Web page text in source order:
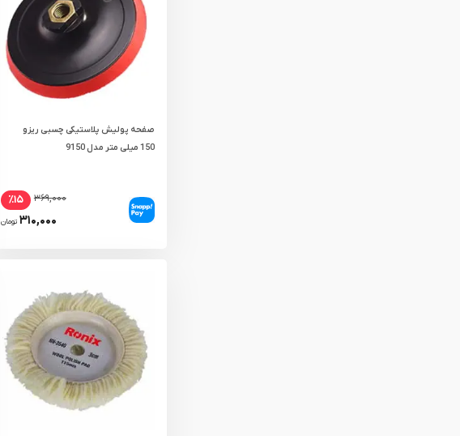
صفحه پولیش پلاستیکی چسبی ریزو
150 میلی‌ متر مدل 9150
۳۶۹,۰۰۰ ٪۱۵
۳۱۰,۰۰۰ تومان